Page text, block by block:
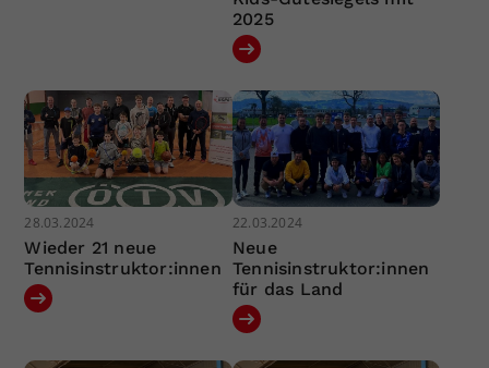
2025
28.03.2024
Wieder 21 neue
Tennisinstruktor:innen
22.03.2024
Neue
Tennisinstruktor:innen
für das Land